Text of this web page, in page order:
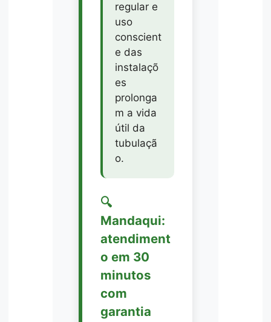
regular e
uso
conscient
e das
instalaçõ
es
prolonga
m a vida
útil da
tubulaçã
o.
🔍
Mandaqui:
atendiment
o em 30
minutos
com
garantia